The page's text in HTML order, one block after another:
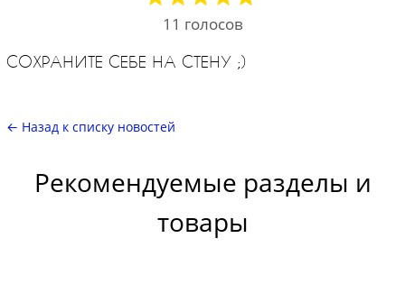
11 голосов
СОХРАНИТЕ СЕБЕ НА СТЕНУ ;)
← Назад к списку новостей
Рекомендуемые разделы и
товары